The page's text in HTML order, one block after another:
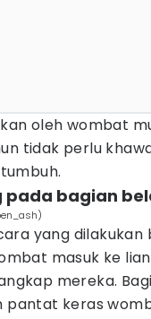
oleh wombat
tidak perlu
pada bagian
yang
masuk ke
mereka.
pantat keras